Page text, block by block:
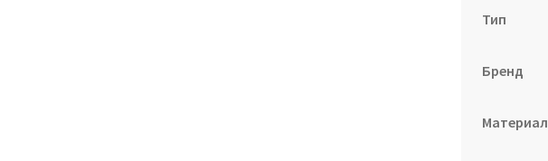
Тип
Бренд
Материал